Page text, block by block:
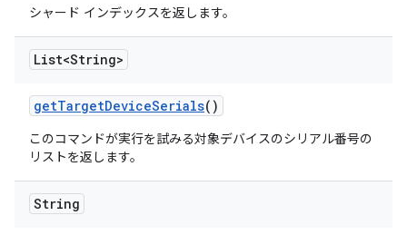
シャード インデックスを返します。
List<String>
getTargetDeviceSerials()
このコマンドが実行を試みる対象デバイスのシリアル番号の
リストを返します。
String